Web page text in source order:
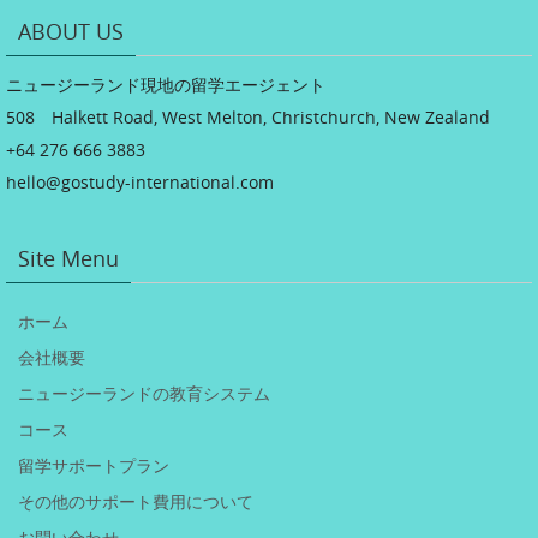
ABOUT US
ニュージーランド現地の留学エージェント
508 Halkett Road, West Melton, Christchurch, New Zealand
+64 276 666 3883
hello@gostudy-international.com
Site Menu
ホーム
会社概要
ニュージーランドの教育システム
コース
留学サポートプラン
その他のサポート費用について